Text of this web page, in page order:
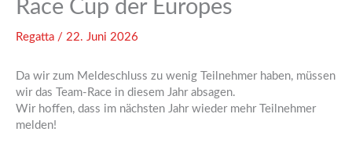
Race Cup der Europes
Regatta / 22. Juni 2026
Da wir zum Meldeschluss zu wenig Teilnehmer haben, müssen
wir das Team-Race in diesem Jahr absagen.
Wir hoffen, dass im nächsten Jahr wieder mehr Teilnehmer
melden!